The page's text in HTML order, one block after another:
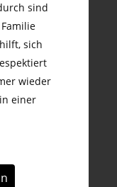
sind
sich
wieder
einer